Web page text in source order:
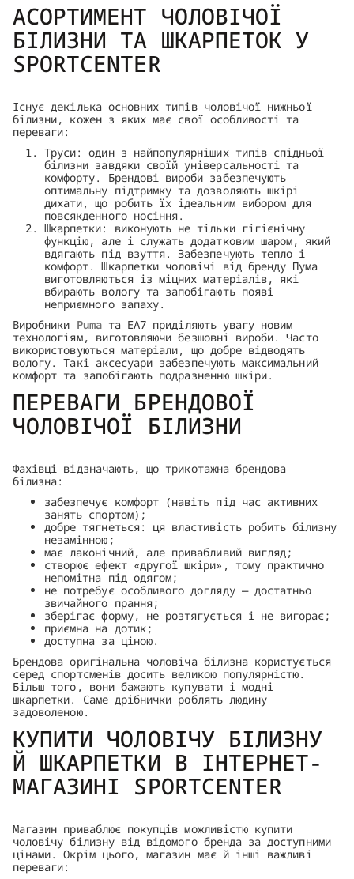
АСОРТИМЕНТ ЧОЛОВІЧОЇ
БІЛИЗНИ ТА ШКАРПЕТОК У
SPORTCENTER
Існує декілька основних типів чоловічої нижньої
білизни, кожен з яких має свої особливості та
переваги:
Труси: один з найпопулярніших типів спідньої
білизни завдяки своїй універсальності та
комфорту. Брендові вироби забезпечують
оптимальну підтримку та дозволяють шкірі
дихати, що робить їх ідеальним вибором для
повсякденного носіння.
Шкарпетки: виконують не тільки гігієнічну
функцію, але і служать додатковим шаром, який
вдягають під взуття. Забезпечують тепло і
комфорт. Шкарпетки чоловічі від бренду Пума
виготовляються із міцних матеріалів, які
вбирають вологу та запобігають появі
неприємного запаху.
Виробники Pumaта EA7 приділяють увагу новим
технологіям, виготовляючи безшовні вироби. Часто
використовуються матеріали, що добре відводять
вологу. Такі аксесуари забезпечують максимальний
комфорт та запобігають подразненню шкіри.
ПЕРЕВАГИ БРЕНДОВОЇ
ЧОЛОВІЧОЇ БІЛИЗНИ
Фахівці відзначають, що трикотажна брендова
білизна:
забезпечує комфорт (навіть під час активних
занять спортом);
добре тягнеться: ця властивість робить білизну
незамінною;
має лаконічний, але привабливий вигляд;
створює ефект «другої шкіри», тому практично
непомітна під одягом;
не потребує особливого догляду — достатньо
звичайного прання;
зберігає форму, не розтягується і не вигорає;
приємна на дотик;
доступна за ціною.
Брендова оригінальна чоловіча білизна користується
серед спортсменів досить великою популярністю.
Більш того, вони бажають купувати і модні
шкарпетки. Саме дрібнички роблять людину
задоволеною.
КУПИТИ ЧОЛОВІЧУ БІЛИЗНУ
Й ШКАРПЕТКИ В ІНТЕРНЕТ-
МАГАЗИНІ SPORTCENTER
Магазин приваблює покупців можливістю купити
чоловічу білизну від відомого бренда за доступними
цінами. Окрім цього, магазин має й інші важливі
переваги: